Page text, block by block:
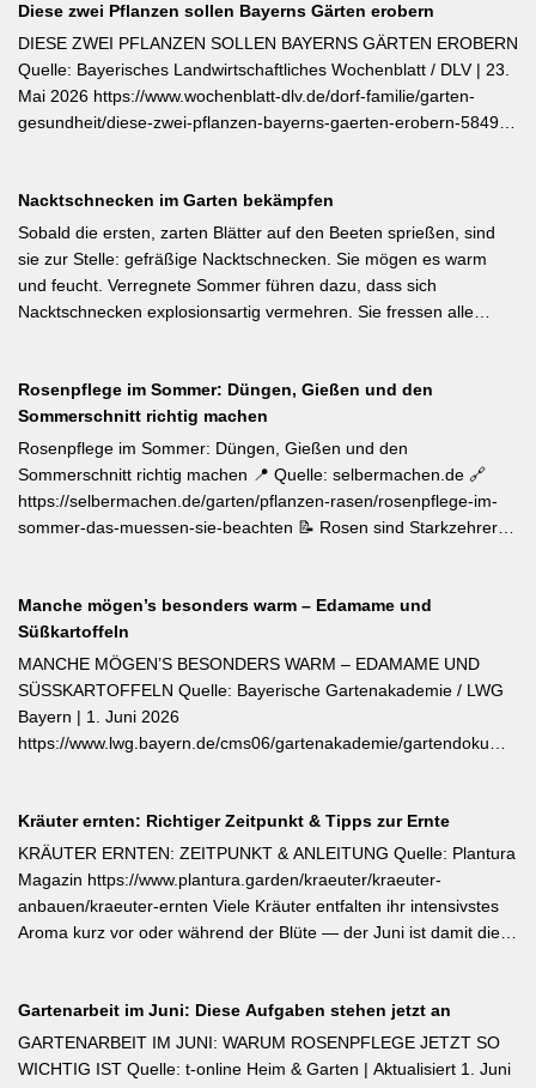
Diese zwei Pflanzen sollen Bayerns Gärten erobern
DIESE ZWEI PFLANZEN SOLLEN BAYERNS GÄRTEN EROBERN
Quelle: Bayerisches Landwirtschaftliches Wochenblatt / DLV | 23.
Mai 2026 https://www.wochenblatt-dlv.de/dorf-familie/garten-
gesundheit/diese-zwei-pflanzen-bayerns-gaerten-erobern-584991
gemusterten Blüten, die ohne Ausputzen von Frühsommer bis
Herbst reich blüht und sich hervorragend für Balkonkästen und
Ampeln eignet. Die Bayerische Genusspflanze des Jahres 2026
ist die Erdbeere ‚Lilly Waldberry‘, die durch ihr intensiv
waldbeererinnerndes Aroma überzeugt und ab Juni durchgehend
bayerische Gärtnereien erhältlich. Wer auf regional empfohlene
Pflanzen setzen möchte, liegt mit diesen beiden Sorten für Balkon
und Nutzgarten genau richtig.
Nacktschnecken im Garten bekämpfen
Sobald die ersten, zarten Blätter auf den Beeten sprießen, sind
sie zur Stelle: gefräßige Nacktschnecken. Sie mögen es warm
und feucht. Verregnete Sommer führen dazu, dass sich
Nacktschnecken explosionsartig vermehren. Sie fressen alle
hier. Weiterlesen bei MDR-Garten
Rosenpflege im Sommer: Düngen, Gießen und den
Sommerschnitt richtig machen
Rosenpflege im Sommer: Düngen, Gießen und den
Sommerschnitt richtig machen 📍 Quelle: selbermachen.de 🔗
https://selbermachen.de/garten/pflanzen-rasen/rosenpflege-im-
sommer-das-muessen-sie-beachten 📝 Rosen sind Starkzehrer –
bis Mitte Juli abgeschlossen sein, damit sich die Pflanzen auf die
Überwinterung vorbereiten können. Der entscheidende Tipp für
öfterblühende Sorten: Verwelkte Blüten mit 2–3 Blattstielpaaren
darunter sofort abschneiden – das regt neue Knospen an und
verlängert die Blütezeit erheblich. [Thema-Tag: #Rosenpflege
#Pflanzenpflege #Gehölze]
Manche mögen’s besonders warm – Edamame und
Süßkartoffeln
MANCHE MÖGEN’S BESONDERS WARM – EDAMAME UND
SÜSSKARTOFFELN Quelle: Bayerische Gartenakademie / LWG
Bayern | 1. Juni 2026
https://www.lwg.bayern.de/cms06/gartenakademie/
ins Freiland. Edamame (Garten-Soja) kann direkt gesät oder
vorgezogen werden; Staffelsaaten sind bis Anfang Juli möglich,
die Ernte beginnt ab August. Süßkartoffeln sind ausschließlich als
Jungpflanzen erhältlich und benötigen Wärme, Sonne und einen
tiefen, durchlässigen Boden. Frisch geerntete Knollen müssen
Kräuter ernten: Richtiger Zeitpunkt & Tipps zur Ernte
KRÄUTER ERNTEN: ZEITPUNKT & ANLEITUNG Quelle: Plantura
Magazin https://www.plantura.garden/kraeuter/kraeuter-
anbauen/kraeuter-ernten Viele Kräuter entfalten ihr intensivstes
Aroma kurz vor oder während der Blüte — der Juni ist damit die
Abtrocknen des Taus, bevor die Mittagshitze ätherische Öle
verflüchtigt. Beim Schnitt empfehlen sich ganze Triebspitzen statt
einzelner Blätter — das fördert buschigen Neuaustrieb und
Gartenarbeit im Juni: Diese Aufgaben stehen jetzt an
GARTENARBEIT IM JUNI: WARUM ROSENPFLEGE JETZT SO
WICHTIG IST Quelle: t-online Heim & Garten | Aktualisiert 1. Juni